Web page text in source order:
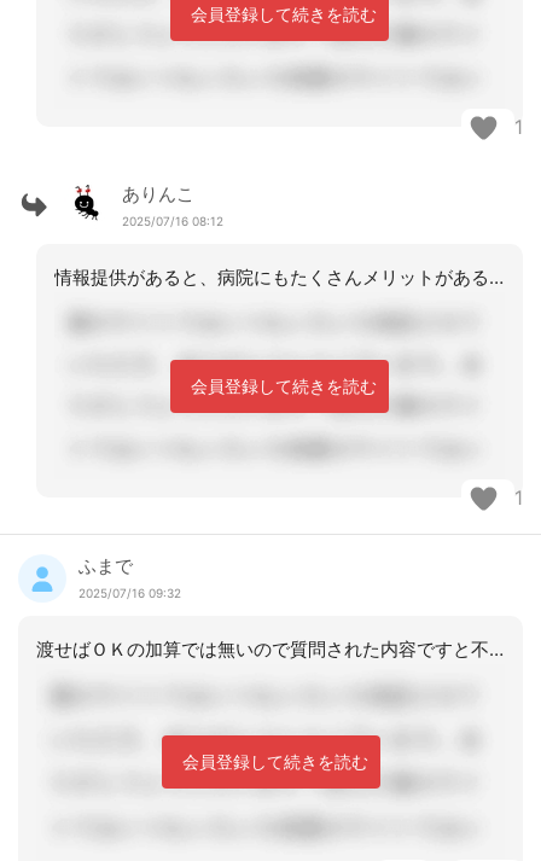
会員登録して続きを読む
1
ありんこ
2025/07/16 08:12
情報提供があると、病院にもたくさんメリットがあるので、連絡の方法がより広がってい
会員登録して続きを読む
1
ふまで
2025/07/16 09:32
渡せばＯＫの加算では無いので質問された内容ですと不可になるのではと思います
会員登録して続きを読む